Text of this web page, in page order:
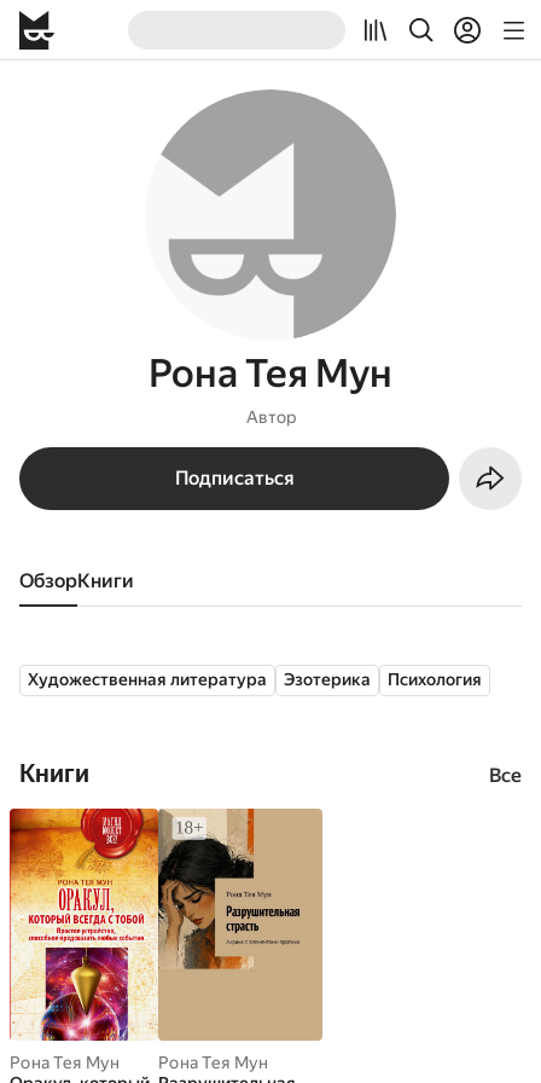
Рона Тея Мун
Автор
Подписаться
Обзор книги
Художественная литература Эзотерика Психология
Книги Все
Рона Тея Мун
Рона Тея Мун